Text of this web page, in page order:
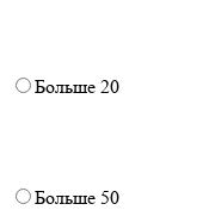
Больше 20
Больше 50